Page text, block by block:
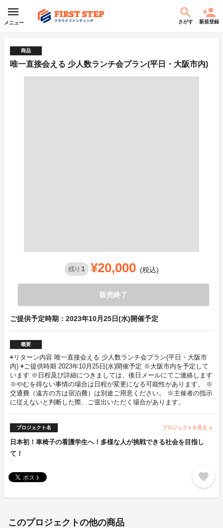
メニュー さがす 新規登録
商品
唯一直接会える 少人数ランチ会プラン(平日・大阪市内)
残り 1 ¥20,000 (税込)
販売終了
ご提供予定時期：2023年10月25日(水)開催予定
概要
◉リターン内容 唯一直接会える 少人数ランチ会プラン(平日・大阪市
内) ◉ご提供時期 2023年10月25日(水)開催予定 ※大阪市内を予定して
います ※日程及び詳細につきましては、後日メールにてご連絡します
※やむを得ない事情の場合は日程が変更になる可能性があります。 ※
交通費（遠方の方は宿泊費）は別途ご用意ください。 ※主催者の指示
に従えないと判断した際、ご退出いただく場合があります。
プロジェクト名 プロジェクトを見る arrow_forward
日本初！車椅子の看護学生へ！多様な人が挑戦できる社会を目指し
て！
favorite
このプロジェクトの他の商品